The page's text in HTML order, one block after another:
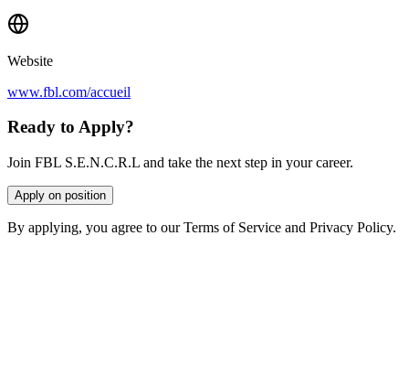
Website
www.fbl.com/accueil
Ready to Apply?
Join FBL S.E.N.C.R.L and take the next step in your career.
Apply on position
By applying, you agree to our Terms of Service and Privacy Policy.